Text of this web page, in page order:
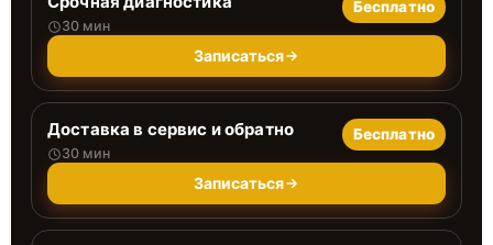
30 мин
Бесплатно
Записаться
Доставка в сервис и обратно
30 мин
Бесплатно
Записаться